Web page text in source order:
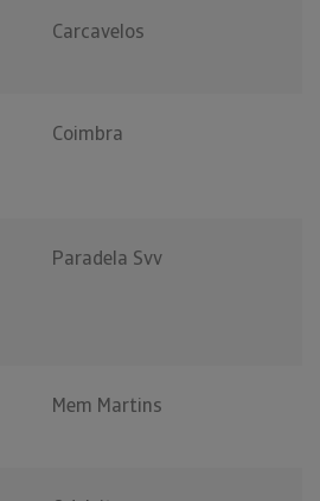
Carcavelos
Coimbra
Paradela Svv
Mem Martins